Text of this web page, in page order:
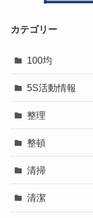
カテゴリー
100均
5S活動情報
整理
整頓
清掃
清潔